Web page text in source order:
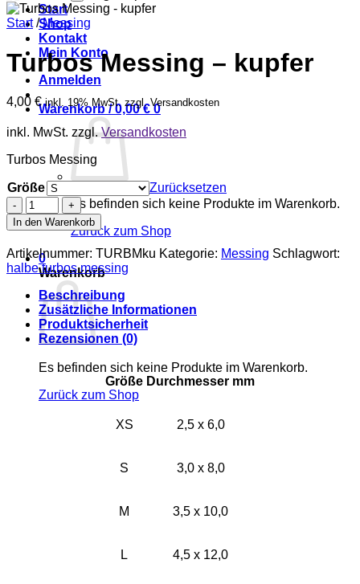
Start
Shop
Kontakt
Mein Konto
Anmelden
Warenkorb /0,00€ 0
Es befinden sich keine Produkte im Warenkorb.
Zurück zum Shop
0
Warenkorb
Es befinden sich keine Produkte im Warenkorb.
Zurück zum Shop
Start / Messing
Turbos Messing – kupfer
4,00 € inkl. 19% MwSt. zzgl. Versandkosten
inkl. MwSt. zzgl.Versandkosten
Turbos Messing
Größe
Zurücksetzen
Turbos
Messing
-
kupfer
Menge
In den Warenkorb
Artikelnummer: TURBMku Kategorie: Messing Schlagwort:
halbe turbos messing
Beschreibung
Zusätzliche Informationen
Produktsicherheit
Rezensionen (0)
Größe Durchmesser mm
XS 2,5 x 6,0
S 3,0 x 8,0
M 3,5 x 10,0
L 4,5 x 12,0